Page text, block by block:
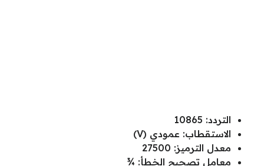
التردد: 10865
الاستقطاب: عمودي (V)
معدل الترميز: 27500
معامل تصحيح الخطأ: ¾